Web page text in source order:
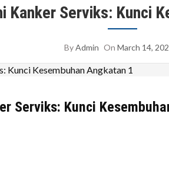
Kanker Serviks: Kunci
ByAdmin On March 14,
Serviks: Kunci